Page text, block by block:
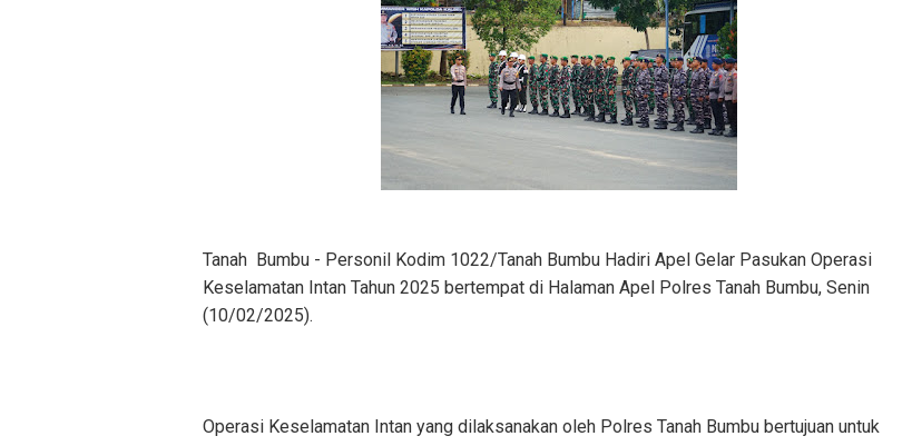
Tanah Bumbu - Personil Kodim 1022/Tanah Bumbu Hadiri Apel Gelar Pasukan Operasi
Keselamatan Intan Tahun 2025 bertempat di Halaman Apel Polres Tanah Bumbu, Senin
(10/02/2025).
Operasi Keselamatan Intan yang dilaksanakan oleh Polres Tanah Bumbu bertujuan untuk